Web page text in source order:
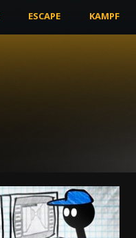
ESCAPE KAMPF